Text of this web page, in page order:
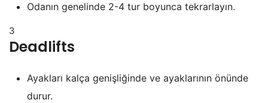
Odanın genelinde 2-4 tur boyunca tekrarlayın.
3
Deadlifts
Ayakları kalça genişliğinde ve ayaklarının önünde
durur.